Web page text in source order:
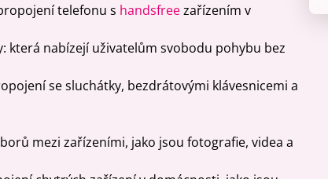
telefonu s handsfreezařízením v
která nabízejí uživatelům svobodu pohybu bez
se sluchátky, bezdrátovými klávesnicemi a
mezi zařízeními, jako jsou fotografie, videa a